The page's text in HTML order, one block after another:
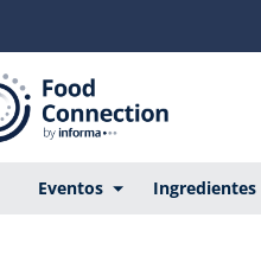
Eventos Ingredientes